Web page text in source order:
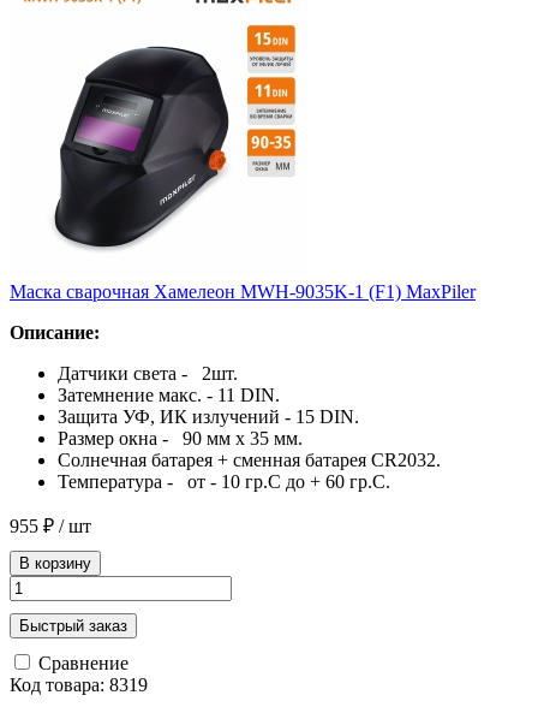
Маска сварочная Хамелеон MWH-9035K-1 (F1) MaxPiler
Описание:
Датчики света - 2шт.
Затемнение макс. - 11 DIN.
Защита УФ, ИК излучений - 15 DIN.
Размер окна - 90 мм х 35 мм.
Солнечная батарея + сменная батарея CR2032.
Температура - от - 10 гр.С до + 60 гр.С.
955 ₽ / шт
В корзину
Быстрый заказ
Сравнение
Код товара: 8319